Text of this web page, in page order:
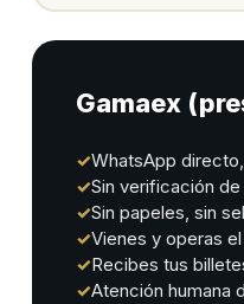
Gamaex
✓WhatsApp
✓Sin verificación
✓Sin papeles, sin
✓Vienes y operas
✓Recibes tus
✓Atención humana